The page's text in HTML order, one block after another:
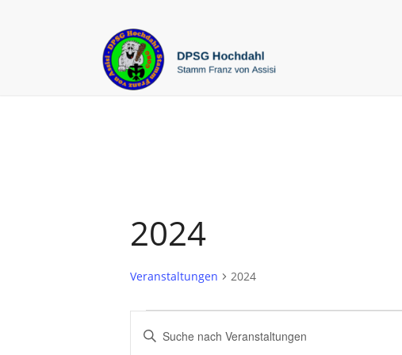
2024
Veranstaltungen 2024
Suche
Bitte
Schlüsselwort